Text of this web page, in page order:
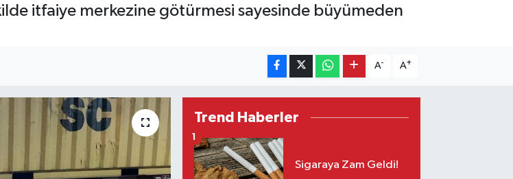
itfaiye merkezine götürmesi sayesinde büyümeden
A- A+
Trend Haberler
Sigaraya Zam Geldi!
1